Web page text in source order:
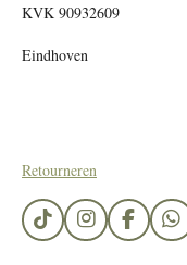
KVK 90932609
Eindhoven
Retourneren
T
i
I
n
F
a
W
h